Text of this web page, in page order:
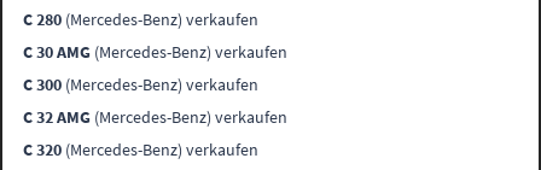
C 280 (Mercedes-Benz) verkaufen
C 30 AMG (Mercedes-Benz) verkaufen
C 300 (Mercedes-Benz) verkaufen
C 32 AMG (Mercedes-Benz) verkaufen
C 320 (Mercedes-Benz) verkaufen